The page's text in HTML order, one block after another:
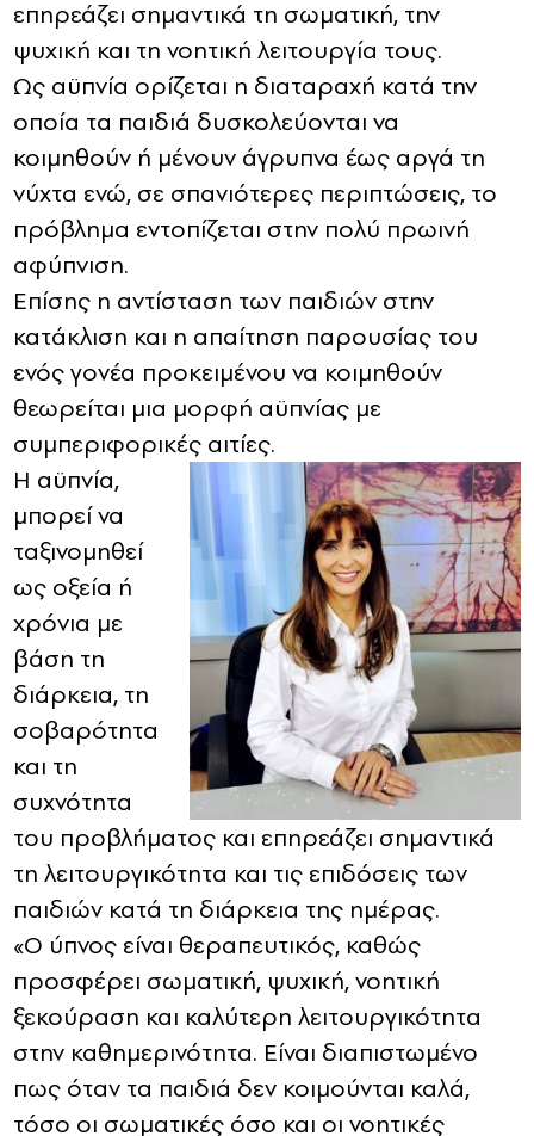
επηρεάζει σημαντικά τη σωματική, την
ψυχική και τη νοητική λειτουργία τους.
Ως αϋπνία ορίζεται η διαταραχή κατά την
οποία τα παιδιά δυσκολεύονται να
κοιμηθούν ή μένουν άγρυπνα έως αργά τη
νύχτα ενώ, σε σπανιότερες περιπτώσεις, το
πρόβλημα εντοπίζεται στην πολύ πρωινή
αφύπνιση.
Επίσης η αντίσταση των παιδιών στην
κατάκλιση και η απαίτηση παρουσίας του
ενός γονέα προκειμένου να κοιμηθούν
θεωρείται μια μορφή αϋπνίας με
συμπεριφορικές αιτίες.
Η αϋπνία,
μπορεί να
ταξινομηθεί
ως οξεία ή
χρόνια με
βάση τη
διάρκεια, τη
σοβαρότητα
και τη
συχνότητα
του προβλήματος και επηρεάζει σημαντικά
τη λειτουργικότητα και τις επιδόσεις των
παιδιών κατά τη διάρκεια της ημέρας.
«Ο ύπνος είναι θεραπευτικός, καθώς
προσφέρει σωματική, ψυχική, νοητική
ξεκούραση και καλύτερη λειτουργικότητα
στην καθημερινότητα. Είναι διαπιστωμένο
πως όταν τα παιδιά δεν κοιμούνται καλά,
τόσο οι σωματικές όσο και οι νοητικές